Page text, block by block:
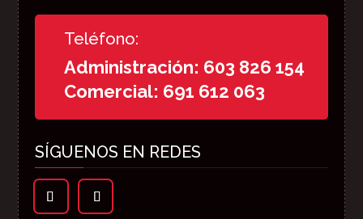
Teléfono:
Administración: 603 826 154
Comercial: 691 612 063
SÍGUENOS EN REDES